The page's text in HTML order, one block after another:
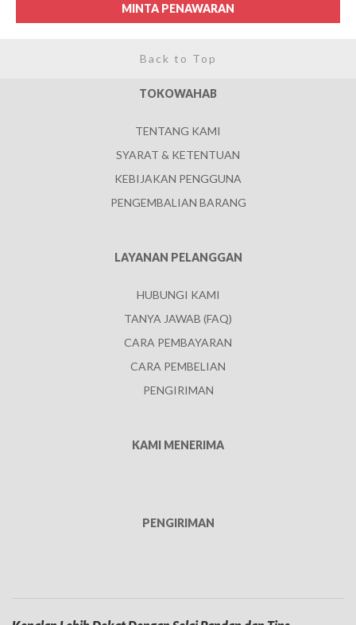
MINTA PENAWARAN
Back to Top
TOKOWAHAB
TENTANG KAMI
SYARAT & KETENTUAN
KEBIJAKAN PENGGUNA
PENGEMBALIAN BARANG
LAYANAN PELANGGAN
HUBUNGI KAMI
TANYA JAWAB (FAQ)
CARA PEMBAYARAN
CARA PEMBELIAN
PENGIRIMAN
KAMI MENERIMA
PENGIRIMAN